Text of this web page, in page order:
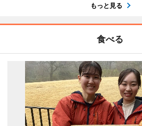
もっと見る
食べる